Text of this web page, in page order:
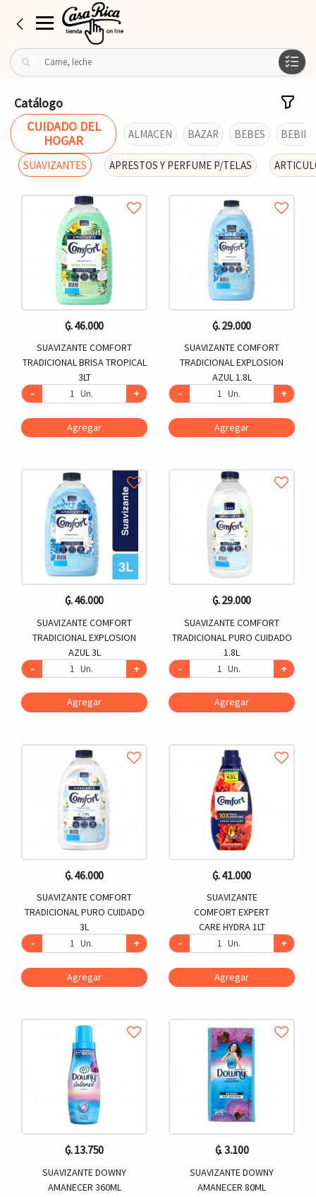
B
u
r
p
Catálogo
CUIDADO DEL
HOGAR
ALMACEN BAZAR BEBES
SUAVIZANTES APRESTOS Y PERFUME P/TELAS
₲. 46.000
SUAVIZANTE COMFORT
TRADICIONAL BRISA TROPICAL
3LT
-
Un. +
Agregar
₲. 29.000
SUAVIZANTE COMFORT
TRADICIONAL EXPLOSION
AZUL 1.8L
-
Un. +
Agregar
₲. 46.000
SUAVIZANTE COMFORT
TRADICIONAL EXPLOSION
AZUL 3L
-
Un. +
Agregar
₲. 29.000
SUAVIZANTE COMFORT
TRADICIONAL PURO CUIDADO
1.8L
-
Un. +
Agregar
₲. 46.000
SUAVIZANTE COMFORT
TRADICIONAL PURO CUIDADO
3L
-
Un. +
Agregar
₲. 41.000
SUAVIZANTE
COMFORT EXPERT
CARE HYDRA 1LT
-
Un. +
Agregar
₲. 13.750
SUAVIZANTE DOWNY
AMANECER 360ML
₲. 3.100
SUAVIZANTE DOWNY
AMANECER 80ML